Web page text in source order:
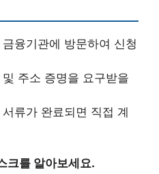
융기관에 방문하여 신청
주소 증명을 요구받을
류가 완료되면 직접 계
크를 알아보세요.